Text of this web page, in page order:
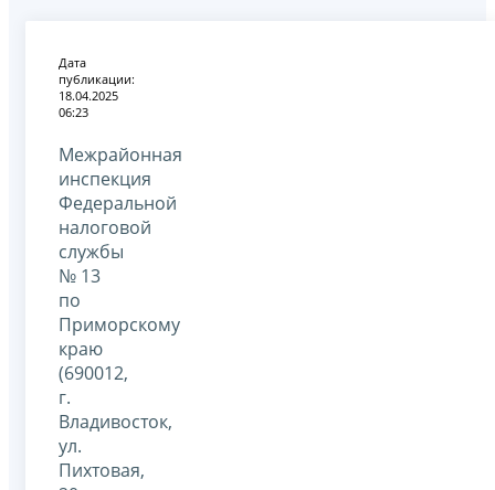
Дата
публикации:
18.04.2025
06:23
Межрайонная
инспекция
Федеральной
налоговой
службы
№ 13
по
Приморскому
краю
(690012,
г.
Владивосток,
ул.
Пихтовая,